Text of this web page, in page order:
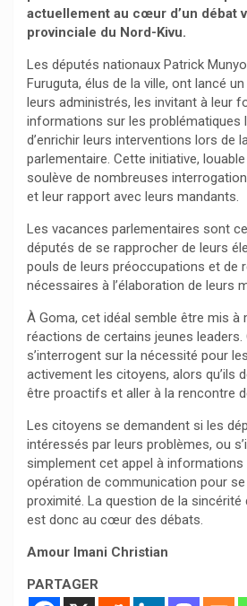
actuellement au cœur d’un débat
provinciale du Nord-Kivu.
Les députés nationaux Patrick
Furuguta, élus de la ville, ont lancé
leurs administrés, les invitant à leur
informations sur les problématiques
d’enrichir leurs interventions lors de
parlementaire. Cette initiative,
soulève de nombreuses
et leur rapport avec leurs mandants.
Les vacances parlementaires sont
députés de se rapprocher de leurs
pouls de leurs préoccupations et de
nécessaires à l’élaboration de leurs
À Goma, cet idéal semble être mis à
réactions de certains jeunes leaders.
s’interrogent sur la nécessité pour
activement les citoyens, alors qu’ils
être proactifs et aller à la rencontre
Les citoyens se demandent si les
intéressés par leurs problèmes, ou
simplement cet appel à
opération de communication pour
proximité. La question de la
est donc au cœur des débats.
Amour Imani Christian
PARTAGER